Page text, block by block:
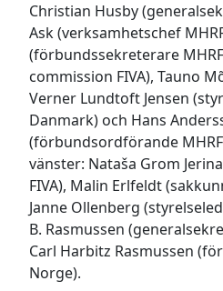
Christian Husby
Ask (verksamhetschef
(förbundssekreterare
commission FIVA), Tauno
Verner Lundtoft Jensen
Danmark) och Hans
(förbundsordförande
vänster: Nataša Grom
FIVA), Malin Erlfeldt
Janne Ollenberg
B. Rasmussen
Carl Harbitz Rasmussen
Norge).